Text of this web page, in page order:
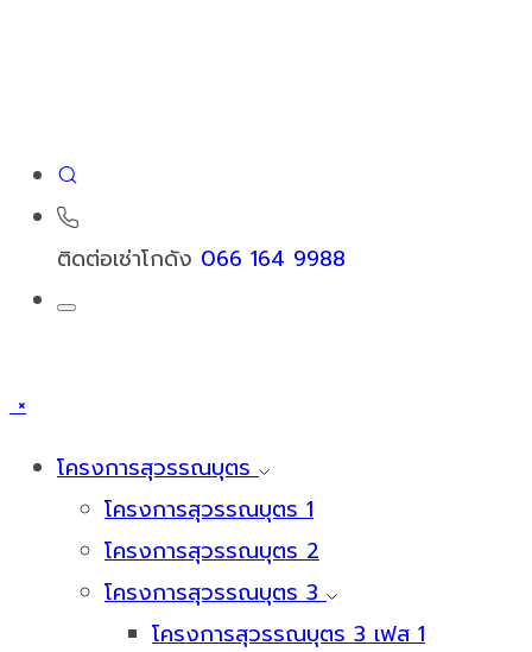
ติดต่อเช่าโกดัง 066 164 9988
×
โครงการสุวรรณบุตร
โครงการสุวรรณบุตร 1
โครงการสุวรรณบุตร 2
โครงการสุวรรณบุตร 3
โครงการสุวรรณบุตร 3 เฟส 1